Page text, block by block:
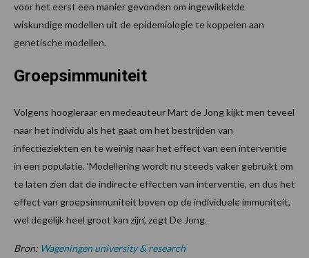
voor het eerst een manier gevonden om ingewikkelde
wiskundige modellen uit de epidemiologie te koppelen aan
genetische modellen.
Groepsimmuniteit
Volgens hoogleraar en medeauteur Mart de Jong kijkt men teveel
naar het individu als het gaat om het bestrijden van
infectieziekten en te weinig naar het effect van een interventie
in een populatie. ‘Modellering wordt nu steeds vaker gebruikt om
te laten zien dat de indirecte effecten van interventie, en dus het
effect van groepsimmuniteit boven op de individuele immuniteit,
wel degelijk heel groot kan zijn’, zegt De Jong.
Bron: Wageningen university & research